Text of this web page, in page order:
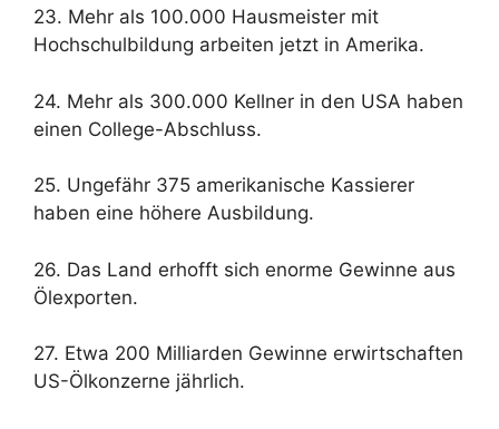
23. Mehr als 100.000 Hausmeister mit
Hochschulbildung arbeiten jetzt in Amerika.
24. Mehr als 300.000 Kellner in den USA haben
einen College-Abschluss.
25. Ungefähr 375 amerikanische Kassierer
haben eine höhere Ausbildung.
26. Das Land erhofft sich enorme Gewinne aus
Ölexporten.
27. Etwa 200 Milliarden Gewinne erwirtschaften
US-Ölkonzerne jährlich.